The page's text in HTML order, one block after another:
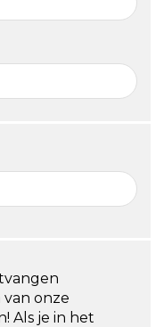
onze
Als je in het